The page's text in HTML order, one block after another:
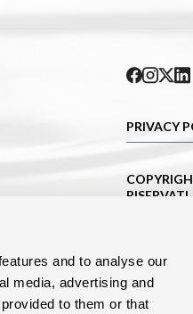
and to analyse our
media, advertising and
to them or that
PRIVACY
RISERVATI
STAMPA
DEL
C.